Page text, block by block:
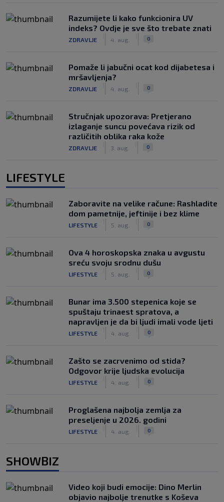
Razumijete li kako funkcionira UV
indeks? Ovdje je sve što trebate znati
ZDRAVLJE 4. aug. 0
Pomaže li jabučni ocat kod dijabetesa i
mršavljenja?
ZDRAVLJE 4. aug. 0
Stručnjak upozorava: Pretjerano
izlaganje suncu povećava rizik od
različitih oblika raka kože
ZDRAVLJE 3. aug. 0
LIFESTYLE
Zaboravite na velike račune: Rashladite
dom pametnije, jeftinije i bez klime
LIFESTYLE 5. aug. 0
Ova 4 horoskopska znaka u avgustu
sreću svoju srodnu dušu
LIFESTYLE 5. aug. 0
Bunar imа 3.500 stepenica koje se
spuštaju trinaest spratova, a
napravljen je da bi ljudi imali vode ljeti
LIFESTYLE 4. aug. 0
Zašto se zacrvenimo od stida?
Odgovor krije ljudska evolucija
LIFESTYLE 4. aug. 0
Proglašena najbolja zemlja za
preseljenje u 2026. godini
LIFESTYLE 4. aug. 0
SHOWBIZ
Video koji budi emocije: Dino Merlin
objavio najbolje trenutke s Koševa